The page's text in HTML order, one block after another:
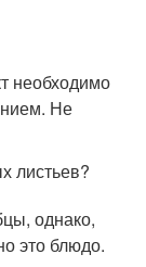
необходимо
Не
листьев?
однако,
это блюдо.